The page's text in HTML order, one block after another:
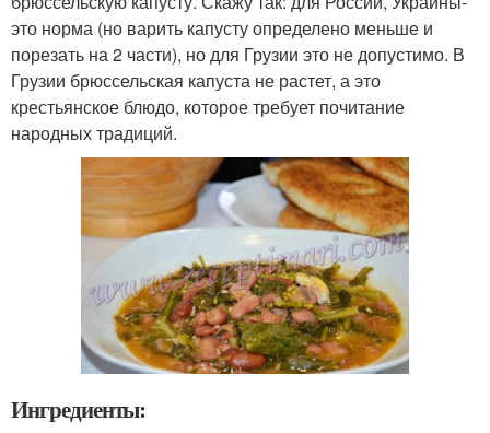
это норма (но варить капусту определено меньше и
порезать на 2 части), но для Грузии это не допустимо. В
Грузии брюссельская капуста не растет, а это
крестьянское блюдо, которое требует почитание
народных традиций.
Ингредиенты: